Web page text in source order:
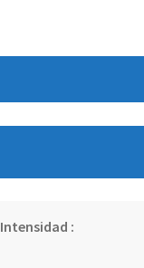
Intensidad :